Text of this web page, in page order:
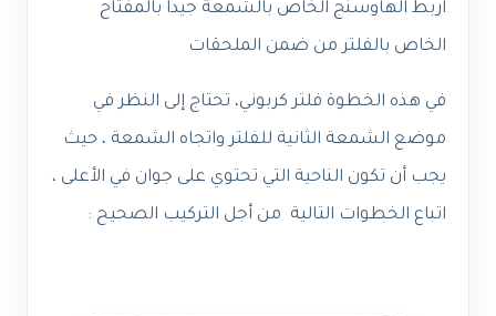
اربط الهاوسنج الخاص بالشمعة جيداً بالمفتاح
الخاص بالفلتر من ضمن الملحقات
في هذه الخطوة فلتر كربوني، تحتاج إلى النظر في
موضع الشمعة الثانية للفلتر واتجاه الشمعة ، حيث
يجب أن تكون الناحية التي تحتوي على جوان في الأعلى ،
اتباع الخطوات التالية من أجل التركيب الصحيح :